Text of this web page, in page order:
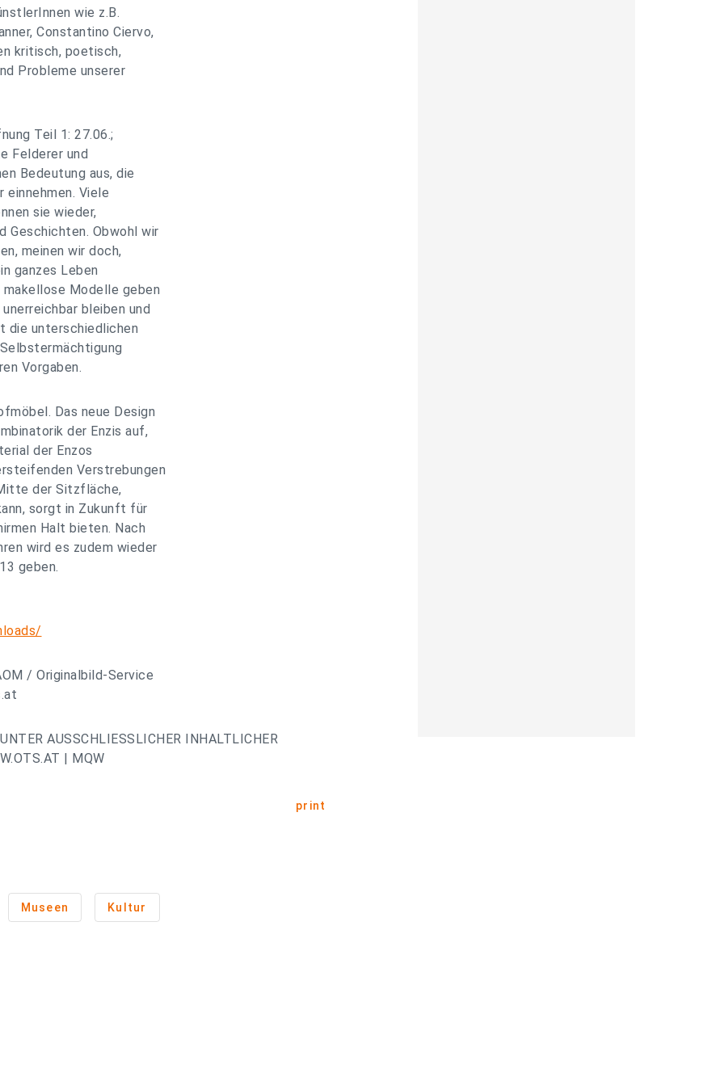
wie z.B.
Constantino Ciervo,
kritisch, poetisch,
Probleme unserer
Teil 1: 27.06.;
Felderer und
Bedeutung aus, die
Viele
sie wieder,
Geschichten. Obwohl wir
meinen wir doch,
ganzes Leben
Modelle geben
bleiben und
die unterschiedlichen
Vorgaben.
Das neue Design
der Enzis auf,
der Enzos
Verstrebungen
der Sitzfläche,
sorgt in Zukunft für
Halt bieten. Nach
wird es zudem wieder
geben.
/ Originalbild-Service
AUSSCHLIESSLICHER INHALTLICHER
| MQW
print
Museen Kultur